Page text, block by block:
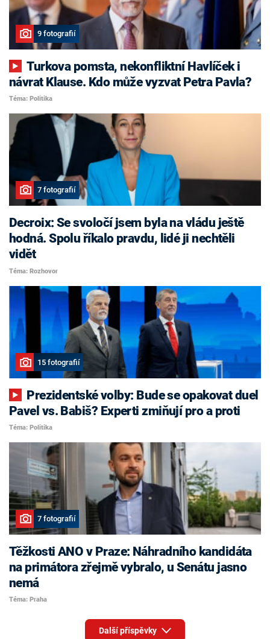
9 fotografií
Turkova pomsta, nekonfliktní Havlíček i
návrat Klause. Kdo může vyzvat Petra Pavla?
Téma: Politika
7 fotografií
Decroix: Se svoločí jsem byla na vládu ještě
hodná. Spolu říkalo pravdu, lidé ji nechtěli
vidět
Téma: Rozhovor
15 fotografií
Pavel vs. Babiš? Experti zmiňují pro a proti
Téma: Politika
7 fotografií
Těžkosti ANO v Praze: Náhradního kandidáta
na primátora zřejmě vybralo, u Senátu jasno
nemá
Téma: Praha
Další příspěvky